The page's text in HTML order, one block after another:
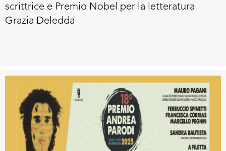
scrittrice e Premio Nobel per la letteratura
Grazia Deledda